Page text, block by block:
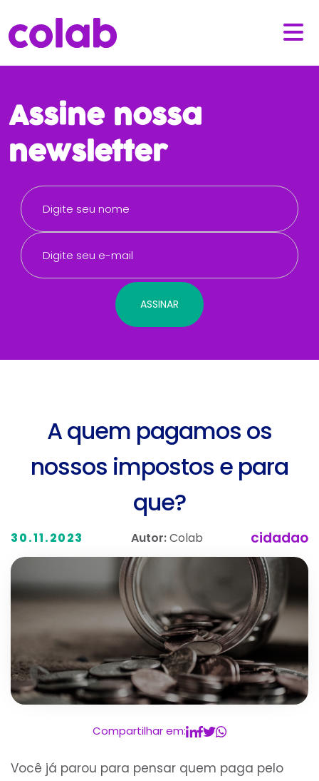
Assine nossa
newsletter
A quem pagamos os
nossos impostos e para
que?
30.11.2023 Autor:Colab cidadao
Compartilhar em:
Você já parou para pensar quem paga pelo